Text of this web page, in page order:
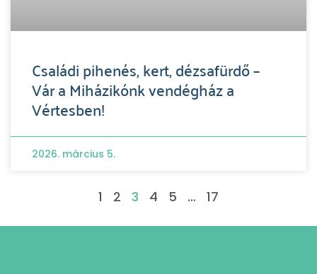
Családi pihenés, kert, dézsafürdő –
Vár a Miházikónk vendégház a
Vértesben!
2026. március 5.
1 2 3 4 5 … 17